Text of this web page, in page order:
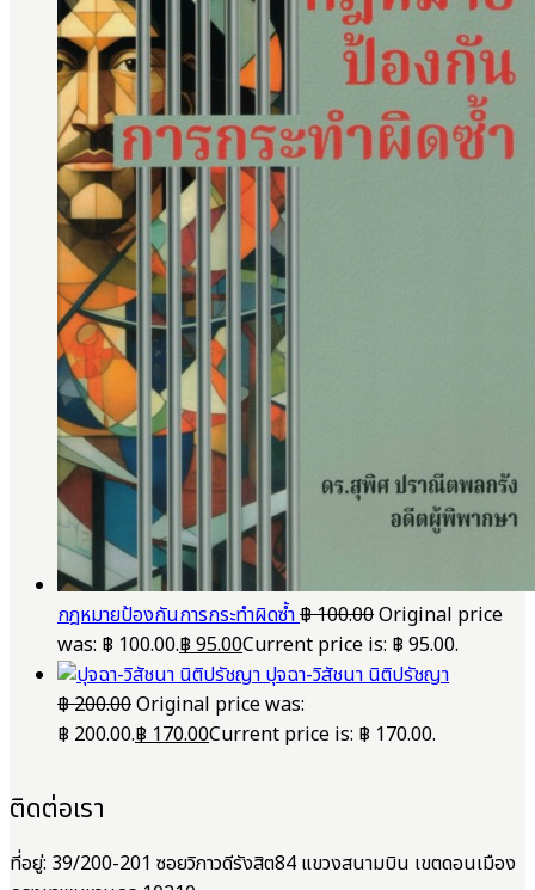
กฎหมายป้องกันการกระทำผิดซ้ำ฿100.00Original price
was: ฿ 100.00.฿95.00Current price is: ฿ 95.00.
ปุจฉา-วิสัชนา นิติปรัชญา
฿200.00Original price was:
฿ 200.00.฿170.00Current price is: ฿ 170.00.
ติดต่อเรา
ที่อยู่: 39/200-201 ซอยวิภาวดีรังสิต84 แขวงสนามบิน เขตดอนเมือง